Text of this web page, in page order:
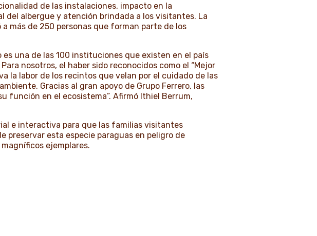
de las instalaciones, impacto en la
del albergue y atención brindada a los visitantes. La
más de 250 personas que forman parte de los
una de las 100 instituciones que existen en el país
nosotros, el haber sido reconocidos como el “Mejor
la labor de los recintos que velan por el cuidado de las
Gracias al gran apoyo de Grupo Ferrero, las
función en el ecosistema”. Afirmó Ithiel Berrum,
e interactiva para que las familias visitantes
esta especie paraguas en peligro de
ejemplares.